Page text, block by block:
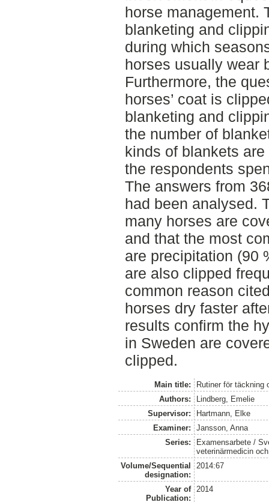
horse management.
blanketing and
during which
horses usually wear
Furthermore, the
horses’ coat is
blanketing and
the number of
kinds of blankets
the respondents
The answers from
had been analysed.
many horses are
and that the most
are precipitation (90
are also clipped
common reason
horses dry faster
results confirm the
in Sweden are
clipped.
Main title:
Rutiner för täckning
Authors:
Lindberg, Emelie
Supervisor:
Hartmann, Elke
Examiner:
Jansson, Anna
Series:
Examensarbete /
veterinärmedicin
Volume/Sequential
designation:
2014:67
Year of
Publication:
2014